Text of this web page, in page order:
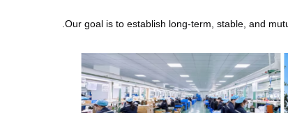
Our goal is to establish long-term, stable, and